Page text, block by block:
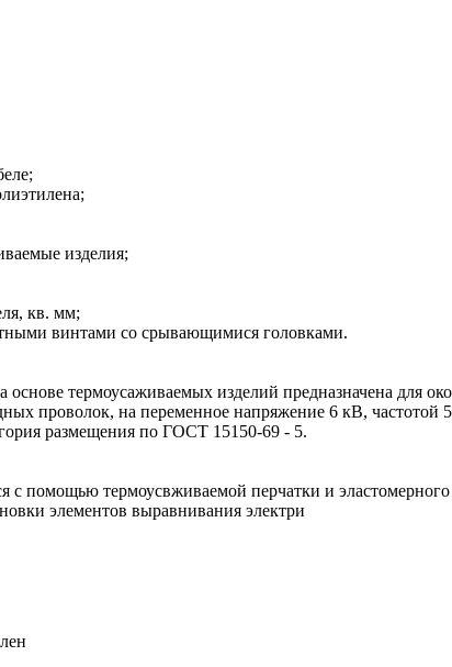
изделия;
кв. мм;
винтами со срывающимися головками.
термоусаживаемых изделий предназначена для
проволок, на переменное напряжение 6 кВ, частотой
размещения по ГОСТ 15150-69 - 5.
с помощью термоусвживаемой перчатки и
элементов выравнивания электри